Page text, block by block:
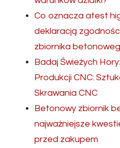
Co oznacza atest
deklaracją
zbiornika
Badaj Świeżych
Produkcji CNC:
Skrawania CNC
Betonowy zbiornik
najważniejsze
przed zakupem